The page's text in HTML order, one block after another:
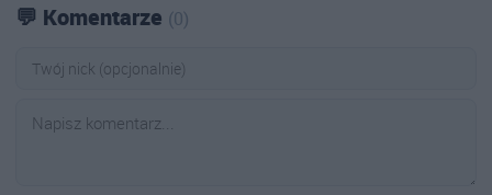
💬 Komentarze (0)